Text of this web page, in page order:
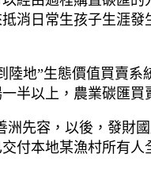
消日常生孩子生涯
地”生態價值買賣系
半以上，農業碳匯買
先容，以後，發財
付本地某漁村所有